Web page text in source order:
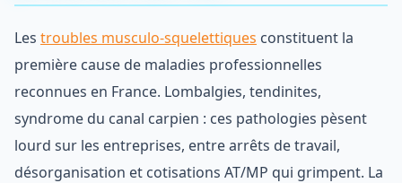
Les troubles musculo-squelettiques constituent la
première cause de maladies professionnelles
reconnues en France. Lombalgies, tendinites,
syndrome du canal carpien : ces pathologies pèsent
lourd sur les entreprises, entre arrêts de travail,
désorganisation et cotisations AT/MP qui grimpent. La